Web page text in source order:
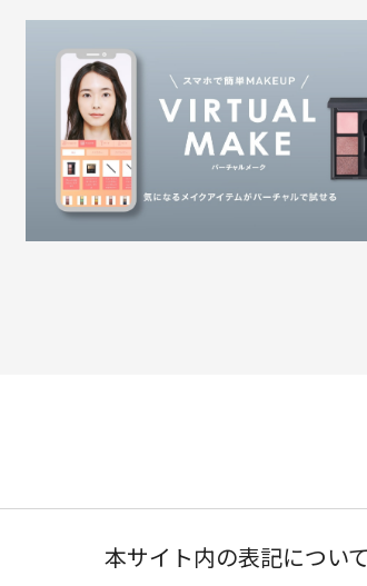
本サイト内の表記について